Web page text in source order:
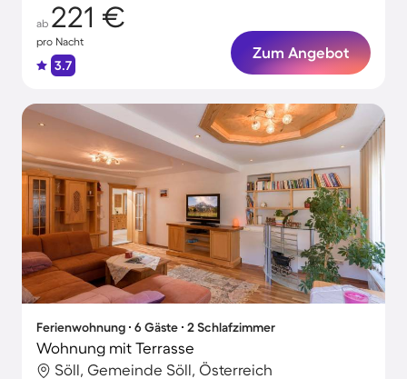
ab 221 €
pro Nacht
3.7
Zum Angebot
Ferienwohnung ∙ 6 Gäste ∙ 2 Schlafzimmer
Wohnung mit Terrasse
Söll, Gemeinde Söll, Österreich